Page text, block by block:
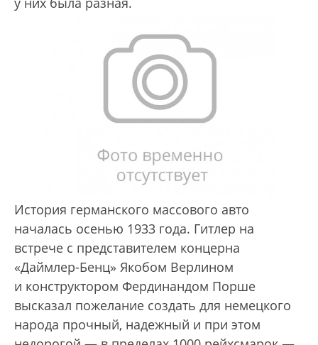
История германского массового авто
началась осенью 1933 года. Гитлер на
встрече с представителем концерна
«Даймлер-Бенц» Якобом Верлином
и конструктором Фердинандом Порше
высказал пожелание создать для немецкого
народа прочный, надежный и при этом